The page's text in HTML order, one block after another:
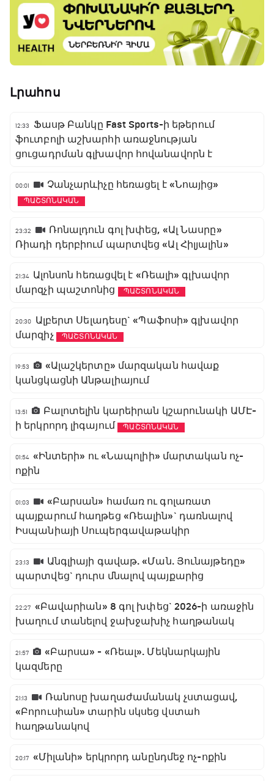
Լրահոս
12:33
Ֆասթ Բանկը Fast Sports-ի եթերում
ֆուտբոլի աշխարհի առաջնության
ցուցադրման գլխավոր հովանավորն է
00:01 Չանչարևիչը հեռացել է «Նոայից»
ՊԱՇՏՈՆԱԿԱՆ
23:32
Ռոնալդուն գոլ խփեց, «Ալ Նասրը»
Ռիադի դերբիում պարտվեց «Ալ Հիլյալին»
21:34 Ալոնսոն հեռացվել է «Ռեալի» գլխավոր
մարզչի պաշտոնից
ՊԱՇՏՈՆԱԿԱՆ
20:30
Ալբերտ Սելադեսը` «Պաֆոսի» գլխավոր
մարզիչ
ՊԱՇՏՈՆԱԿԱՆ
19:53
«Ալաշկերտը» մարզական հավաք
կանցկացնի Անթալիայում
13:51
Բալոտելին կարեիրան կշարունակի ԱՄԷ-
ի երկրորդ լիգայում
ՊԱՇՏՈՆԱԿԱՆ
01:54 «Ինտերի» ու «Նապոլիի» մարտական ոչ-
ոքին
01:03
«Բարսան» համառ ու գոլառատ
պայքարում հաղթեց «Ռեալին»` դառնալով
Իսպանիայի Սուպերգավաթակիր
23:13
Անգլիայի գավաթ. «Ման. Յունայթեդը»
պարտվեց` դուրս մնալով պայքարից
22:27 «Բավարիան» 8 գոլ խփեց` 2026-ի առաջին
խաղում տանելով ջախջախիչ հաղթանակ
21:57
«Բարսա» - «Ռեալ». Մեկնարկային
կազմերը
21:13
Ռանոսը խաղաժամանակ չստացավ,
«Բորուսիան» տարին սկսեց վստահ
հաղթանակով
20:17 «Միլանի» երկրորդ անընդմեջ ոչ-ոքին